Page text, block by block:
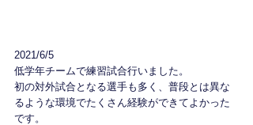
2021/6/5
低学年チームで練習試合行いました。
初の対外試合となる選手も多く、普段とは異な
るような環境でたくさん経験ができてよかった
です。